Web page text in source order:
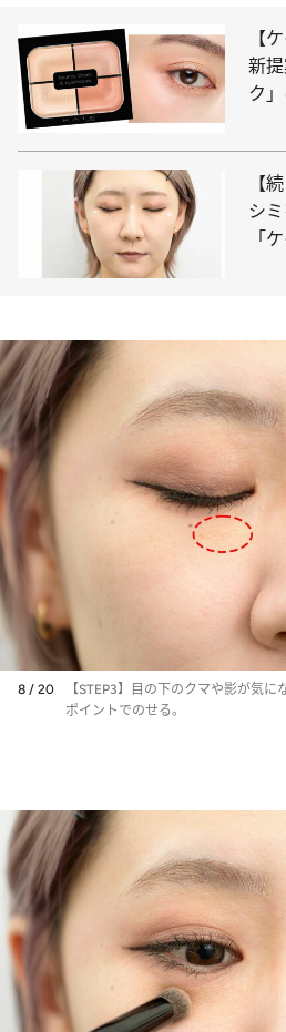
【
新
ク
級
【
シ
「
8 / 20
【STEP3】目の下のクマや影が気
ポイントでのせる。